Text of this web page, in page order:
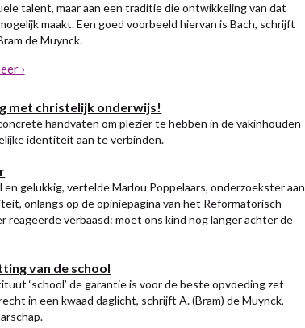
talent, maar aan een traditie die ontwikkeling van dat
maakt. Een goed voorbeeld hiervan is Bach, schrijft
de Muynck.
›
met christelijk onderwijs!
handvaten om plezier te hebben in de vakinhouden
identiteit aan te verbinden.
en gelukkig, vertelde Marlou Poppelaars, onderzoekster aan
onlangs op de opiniepagina van het Reformatorisch
reageerde verbaasd: moet ons kind nog langer achter de
van de school
‘school’ de garantie is voor de beste opvoeding zet
in een kwaad daglicht, schrijft A. (Bram) de Muynck,